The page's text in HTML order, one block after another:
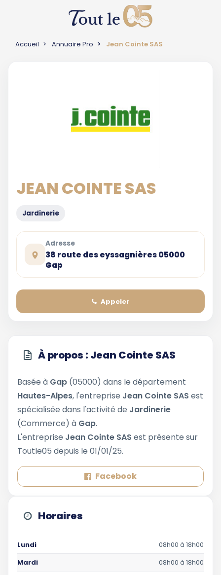
Accueil Annuaire Pro Jean Cointe SAS
JEAN COINTE SAS
Jardinerie
Adresse
38 route des eyssagnières 05000
Gap
Appeler
À propos : Jean Cointe SAS
Basée à Gap (05000) dans le département
Hautes-Alpes, l'entreprise Jean Cointe SAS est
spécialisée dans l'activité de Jardinerie
(Commerce) à Gap.
L'entreprise Jean Cointe SAS est présente sur
Toutle05 depuis le 01/01/25.
Facebook
Horaires
Lundi
08h00 à 18h00
Mardi
08h00 à 18h00